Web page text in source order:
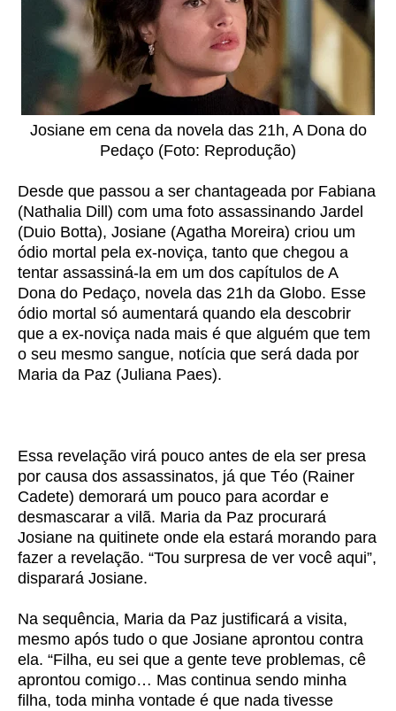
Josiane em cena da novela das 21h, A Dona do
Pedaço (Foto: Reprodução)
Desde que passou a ser chantageada por Fabiana
(Nathalia Dill) com uma foto assassinando Jardel
(Duio Botta), Josiane (Agatha Moreira) criou um
ódio mortal pela ex-noviça, tanto que chegou a
tentar assassiná-la em um dos capítulos de A
Dona do Pedaço, novela das 21h da Globo. Esse
ódio mortal só aumentará quando ela descobrir
que a ex-noviça nada mais é que alguém que tem
o seu mesmo sangue, notícia que será dada por
Maria da Paz (Juliana Paes).
Essa revelação virá pouco antes de ela ser presa
por causa dos assassinatos, já que Téo (Rainer
Cadete) demorará um pouco para acordar e
desmascarar a vilã. Maria da Paz procurará
Josiane na quitinete onde ela estará morando para
fazer a revelação. “Tou surpresa de ver você aqui”,
disparará Josiane.
Na sequência, Maria da Paz justificará a visita,
mesmo após tudo o que Josiane aprontou contra
ela. “Filha, eu sei que a gente teve problemas, cê
aprontou comigo… Mas continua sendo minha
filha, toda minha vontade é que nada tivesse